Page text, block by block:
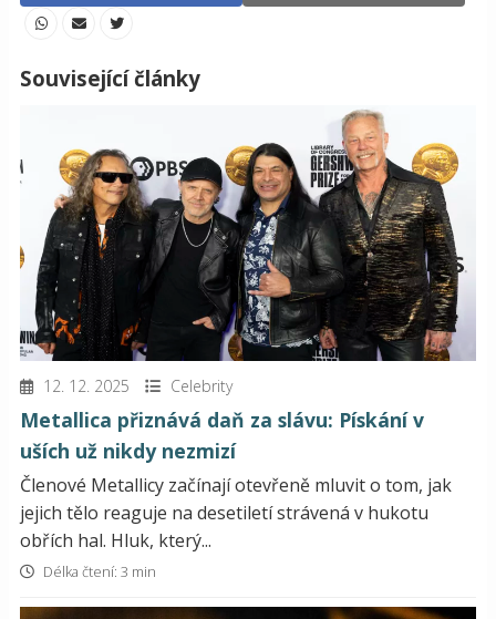
Související články
12. 12. 2025 Celebrity
Metallica přiznává daň za slávu: Pískání v
uších už nikdy nezmizí
Členové Metallicy začínají otevřeně mluvit o tom, jak
jejich tělo reaguje na desetiletí strávená v hukotu
obřích hal. Hluk, který...
Délka čtení: 3 min